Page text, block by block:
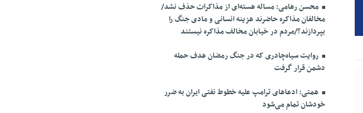
محسن رهامی: مساله هسته‌ای از مذاکرات حذف نشد/
مخالفان مذاکره حاضرند هزینه انسانی و مادی جنگ را
بپردازند؟/مردم در خیابان مخالف مذاکره نیستند
روایت سیاه‌چادری که در جنگ رمضان هدف حمله
دشمن قرار گرفت
همتی: ادعاهای ترامپ علیه خطوط نفتی ایران به ضرر
خودشان تمام می‌شود